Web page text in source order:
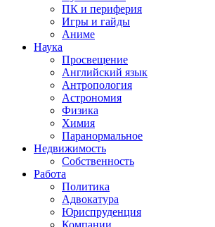
ПК и периферия
Игры и гайды
Аниме
Наука
Просвещение
Английский язык
Антропология
Астрономия
Физика
Химия
Паранормальное
Недвижимость
Собственность
Работа
Политика
Адвокатура
Юриспруденция
Компании